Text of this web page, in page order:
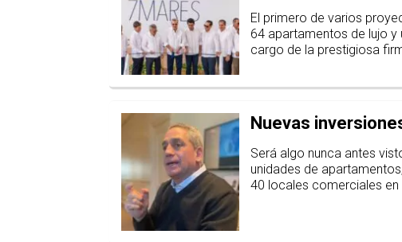
El primero de varios
64 apartamentos de lujo y
cargo de la prestigiosa
Nuevas
Será algo nunca antes
unidades de
40 locales comerciales en